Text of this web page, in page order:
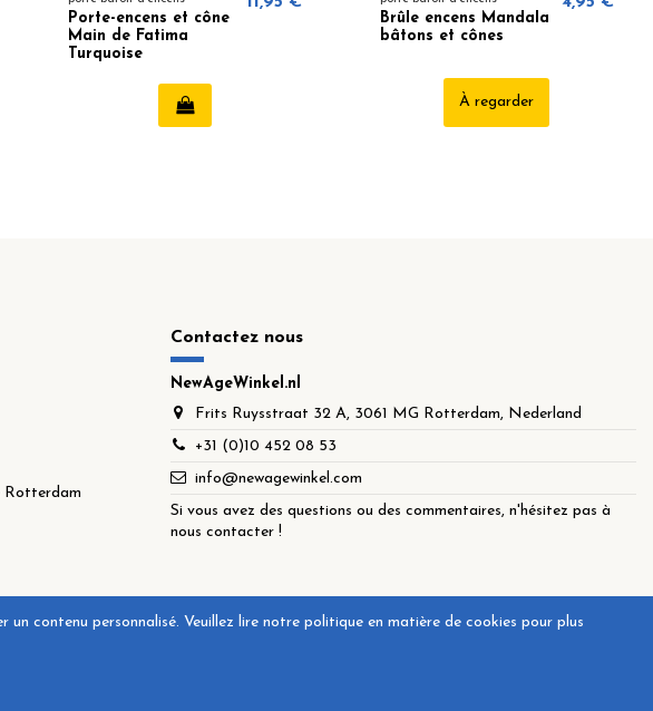
Porte-encens et cône
Main de Fatima
Turquoise
Brûle encens Mandala
bâtons et cônes
À regarder
Rotterdam
Contactez nous
NewAgeWinkel.nl
Frits Ruysstraat 32 A, 3061 MG Rotterdam, Nederland
+31 (0)10 452 08 53
info@newagewinkel.com
Si vous avez des questions ou des commentaires, n'hésitez pas à
nous contacter !
contenu personnalisé. Veuillez lire notre politique en matière de cookies pour plus